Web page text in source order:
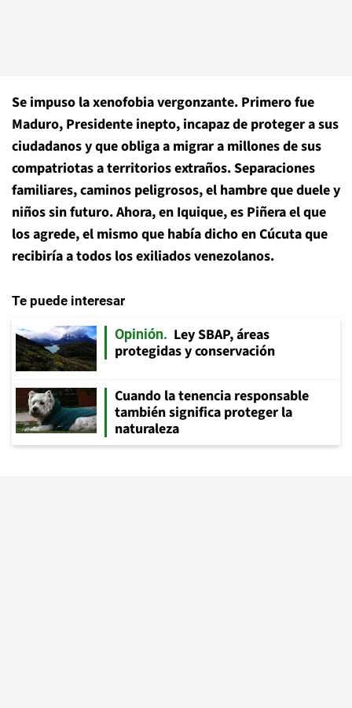
Se impuso la xenofobia vergonzante. Primero fue
Maduro, Presidente inepto, incapaz de proteger a sus
ciudadanos y que obliga a migrar a millones de sus
compatriotas a territorios extraños. Separaciones
familiares, caminos peligrosos, el hambre que duele y
niños sin futuro. Ahora, en Iquique, es Piñera el que
los agrede, el mismo que había dicho en Cúcuta que
recibiría a todos los exiliados venezolanos.
Te puede interesar
Opinión
Ley SBAP, áreas
protegidas y conservación
Cuando la tenencia responsable
también significa proteger la
naturaleza